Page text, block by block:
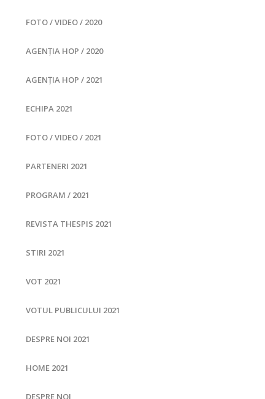
FOTO / VIDEO / 2020
AGENȚIA HOP / 2020
AGENȚIA HOP / 2021
ECHIPA 2021
FOTO / VIDEO / 2021
PARTENERI 2021
PROGRAM / 2021
REVISTA THESPIS 2021
STIRI 2021
VOT 2021
VOTUL PUBLICULUI 2021
DESPRE NOI 2021
HOME 2021